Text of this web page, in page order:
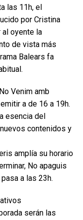
las 11h, el
por Cristina
al oyente la
de vista más
Balears fa
Venim amb
a de 16 a 19h.
esencia del
contenidos y
amplía su horario
No apaguis
a las 23h.
serán las